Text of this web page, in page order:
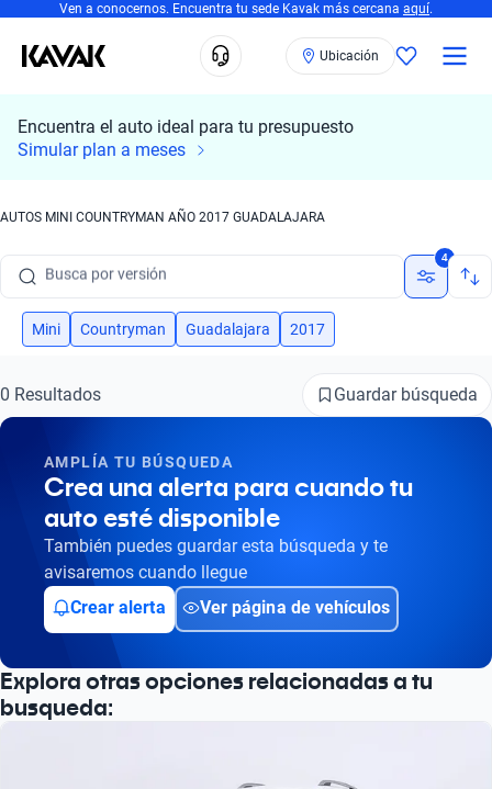
Ven a conocernos. Encuentra tu sede Kavak más cercana aquí.
Ubicación
Encuentra el auto ideal para tu presupuesto
Simular plan a meses
AUTOS MINI COUNTRYMAN AÑO 2017 GUADALAJARA
Busca por marca
Busca por año
Busca por marca
Busca por versión
Busca por año
4
Mini Countryman Guadalajara 2017
0 Resultados Guardar búsqueda
AMPLÍA TU BÚSQUEDA
Crea una alerta para cuando tu
auto esté disponible
También puedes guardar esta búsqueda y te
avisaremos cuando llegue
Crear alerta
Ver página de vehículos
Explora otras opciones relacionadas a tu
busqueda: